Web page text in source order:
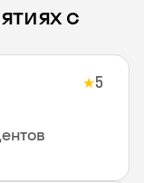
с
★5